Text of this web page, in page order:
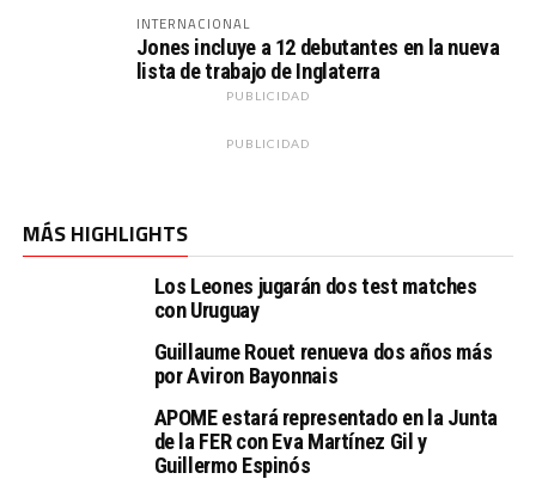
INTERNACIONAL
Jones incluye a 12 debutantes en la nueva
lista de trabajo de Inglaterra
PUBLICIDAD
PUBLICIDAD
MÁS HIGHLIGHTS
Los Leones jugarán dos test matches
con Uruguay
Guillaume Rouet renueva dos años más
por Aviron Bayonnais
APOME estará representado en la Junta
de la FER con Eva Martínez Gil y
Guillermo Espinós